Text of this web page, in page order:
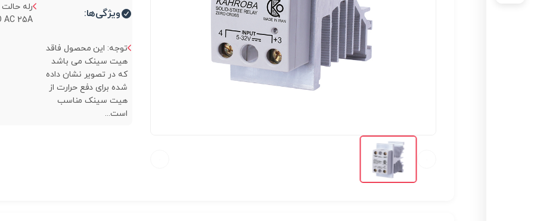
ویژگی‌ها: 25A...
توجه: این محصول فاقد
هیت سینک می باشد
که در تصویر نشان داده
شده برای دفع حرارت از
هیت سینک مناسب
است...